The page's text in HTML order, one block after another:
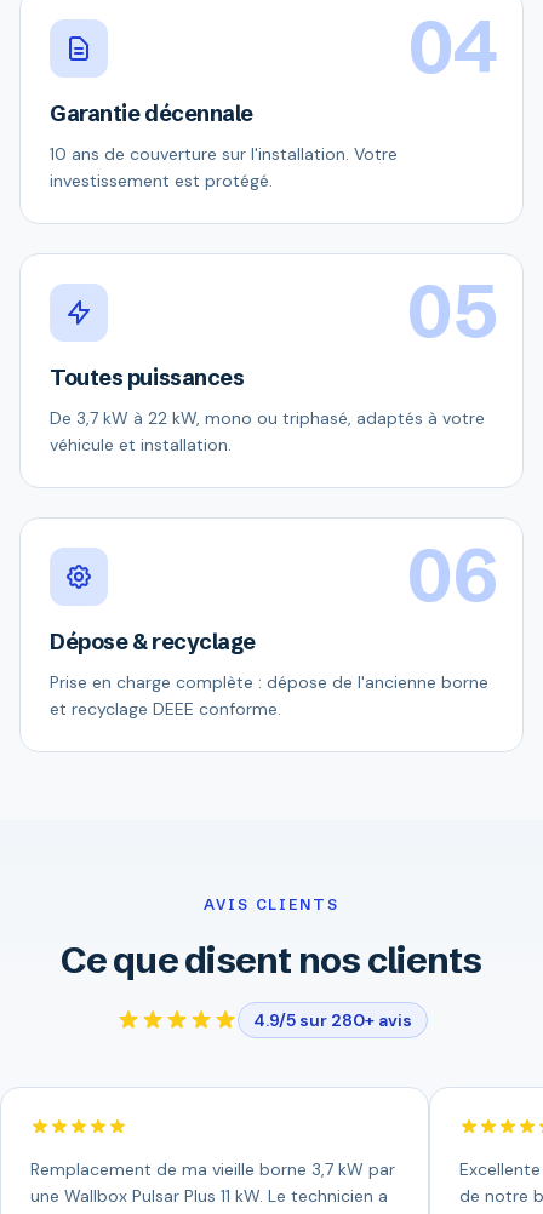
04
Garantie décennale
10 ans de couverture sur l'installation. Votre
investissement est protégé.
05
Toutes puissances
De 3,7 kW à 22 kW, mono ou triphasé, adaptés à votre
véhicule et installation.
06
Dépose & recyclage
Prise en charge complète : dépose de l'ancienne borne
et recyclage DEEE conforme.
AVIS CLIENTS
Ce que disent nos clients
4.9/5 sur 280+ avis
Remplacement de ma vieille borne 3,7 kW par
une Wallbox Pulsar Plus 11 kW. Le technicien a
de notre